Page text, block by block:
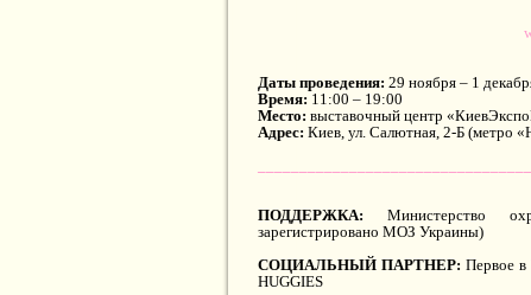
Даты проведения: 29 ноября – 1
Время: 11:00 – 19:00
Место: выставочный центр
Адрес: Киев, ул. Салютная, 2-Б (метро
ПОДДЕРЖКА: Министерство
зарегистрировано МОЗ Украины)
СОЦИАЛЬНЫЙ ПАРТНЕР: Первое
HUGGIES